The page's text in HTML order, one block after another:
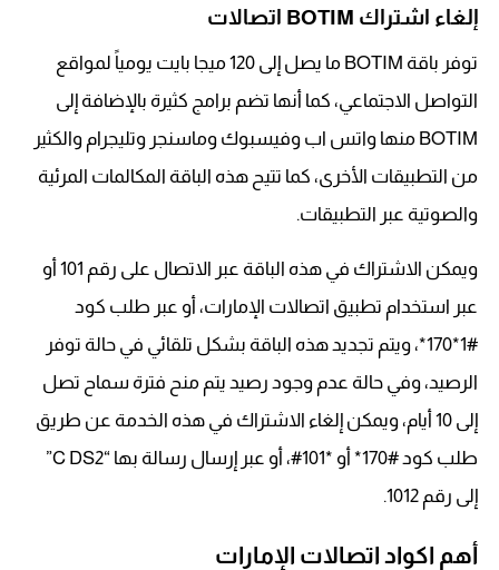
إلغاء اشتراك BOTIM اتصالات
توفر باقة BOTIM ما يصل إلى 120 ميجا بايت يومياً لمواقع
التواصل الاجتماعي، كما أنها تضم برامج كثيرة بالإضافة إلى
BOTIM منها واتس اب وفيسبوك وماسنجر وتليجرام والكثير
من التطبيقات الأخرى، كما تتيح هذه الباقة المكالمات المرئية
والصوتية عبر التطبيقات.
ويمكن الاشتراك في هذه الباقة عبر الاتصال على رقم 101 أو
عبر استخدام تطبيق اتصالات الإمارات، أو عبر طلب كود
#1*170*، ويتم تجديد هذه الباقة بشكل تلقائي في حالة توفر
الرصيد، وفي حالة عدم وجود رصيد يتم منح فترة سماح تصل
إلى 10 أيام، ويمكن إلغاء الاشتراك في هذه الخدمة عن طريق
طلب كود #170* أو *101#، أو عبر إرسال رسالة بها “C DS2”
إلى رقم 1012.
أهم اكواد اتصالات الإمارات